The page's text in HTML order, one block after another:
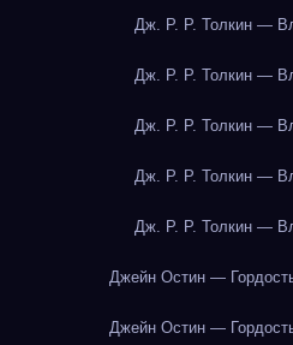
Дж. Р. Р. Толкин —
Дж. Р. Р. Толкин —
Дж. Р. Р. Толкин —
Дж. Р. Р. Толкин —
Дж. Р. Р. Толкин —
Джейн Остин —
Джейн Остин —